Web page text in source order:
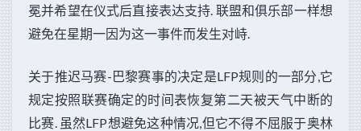
冕并希望在仪式后直接表达支持. 联盟和俱乐部一样想
避免在星期一因为这一事件而发生对峙.
关于推迟马赛-巴黎赛事的决定是LFP规则的一部分,它
规定按照联赛确定的时间表恢复第二天被天气中断的
比赛. 虽然LFP想避免这种情况,但它不得不屈服于奥林